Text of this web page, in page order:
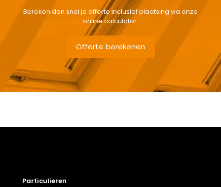
Bereken dan snel je offerte inclusief plaatsing via onze
online calculator.
Offerte berekenen
Particulieren